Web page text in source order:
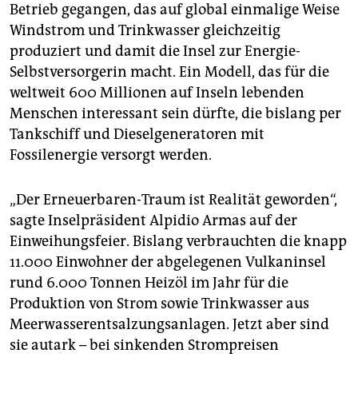
Betrieb gegangen, das auf global einmalige Weise
Windstrom und Trinkwasser gleichzeitig
produziert und damit die Insel zur Energie-
Selbstversorgerin macht. Ein Modell, das für die
weltweit 600 Millionen auf Inseln lebenden
Menschen interessant sein dürfte, die bislang per
Tankschiff und Dieselgeneratoren mit
Fossilenergie versorgt werden.
„Der Erneuerbaren-Traum ist Realität geworden“,
sagte Inselpräsident Alpidio Armas auf der
Einweihungsfeier. Bislang verbrauchten die knapp
11.000 Einwohner der abgelegenen Vulkaninsel
rund 6.000 Tonnen Heizöl im Jahr für die
Produktion von Strom sowie Trinkwasser aus
Meerwasserentsalzungsanlagen. Jetzt aber sind
sie autark – bei sinkenden Strompreisen